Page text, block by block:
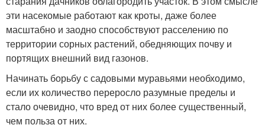
эти насекомые работают как кроты, даже более
масштабно и заодно способствуют расселению по
территории сорных растений, обедняющих почву и
портящих внешний вид газонов.
Начинать борьбу с садовыми муравьями необходимо,
если их количество переросло разумные пределы и
стало очевидно, что вред от них более существенный,
чем польза от них.